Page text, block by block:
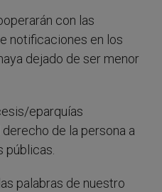
con las
notificaciones en los
dejado de ser menor
eparquías
de la persona a
públicas.
palabras de nuestro